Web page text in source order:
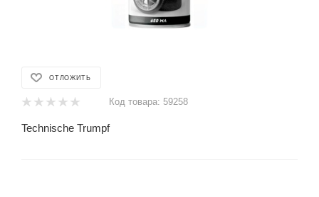
ОТЛОЖИТЬ
Код товара: 59258
Technische Trumpf